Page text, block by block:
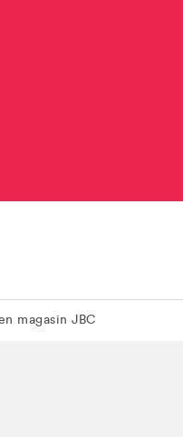
magasin JBC
magasin JBC